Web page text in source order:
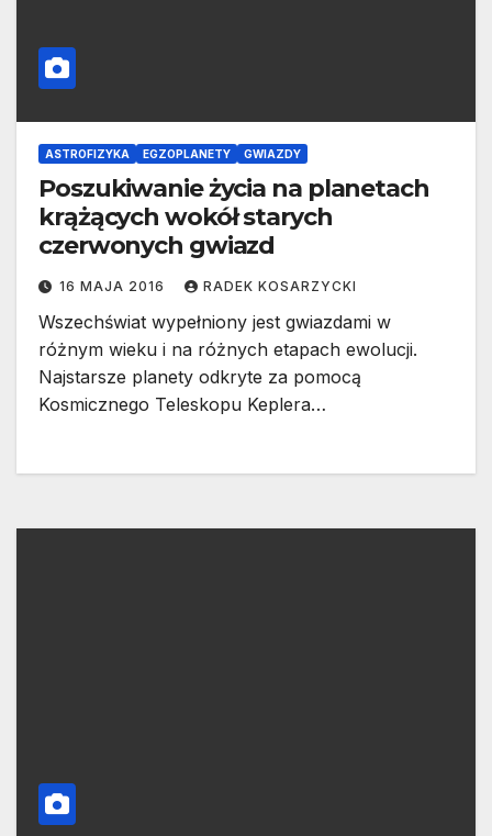
ASTROFIZYKA EGZOPLANETY GWIAZDY
Poszukiwanie życia na planetach
krążących wokół starych
czerwonych gwiazd
16 MAJA 2016 RADEK KOSARZYCKI
Wszechświat wypełniony jest gwiazdami w
różnym wieku i na różnych etapach ewolucji.
Najstarsze planety odkryte za pomocą
Kosmicznego Teleskopu Keplera…